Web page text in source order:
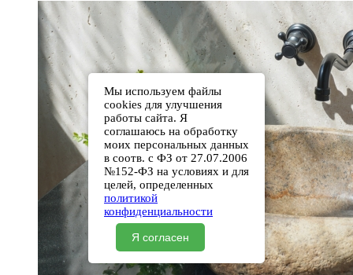
Мы используем файлы
cookies для улучшения
работы сайта. Я
соглашаюсь на обработку
моих персональных данных
в соотв. с ФЗ от 27.07.2006
№152-ФЗ на условиях и для
целей, определенных
политикой
конфиденциальности
Я согласен